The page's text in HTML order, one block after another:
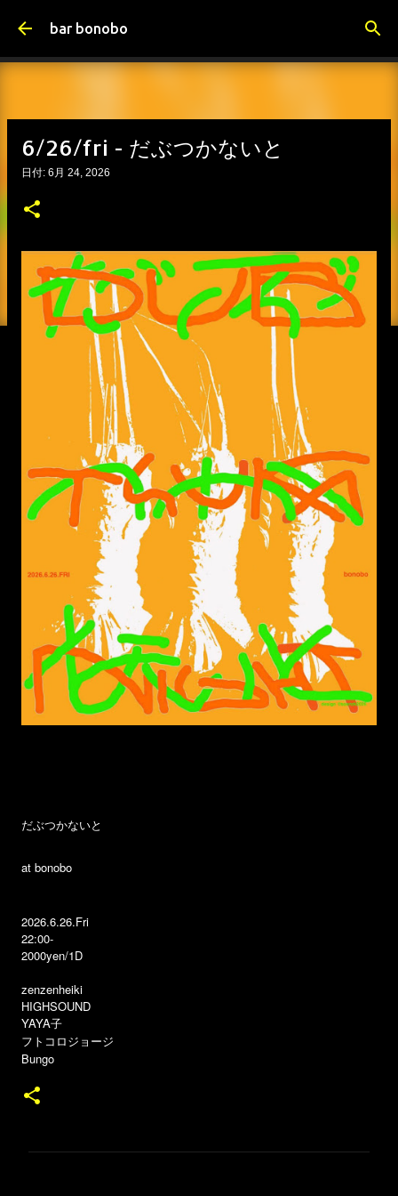
スキップしてメイン コンテンツに移動
bar bonobo
6/26/fri - だぶつかないと
日付: 6月 24, 2026
だぶつかないと
at bonobo
2026.6.26.Fri
22:00-
2000yen/1D
zenzenheiki
HIGHSOUND
YAYA子
フトコロジョージ
Bungo